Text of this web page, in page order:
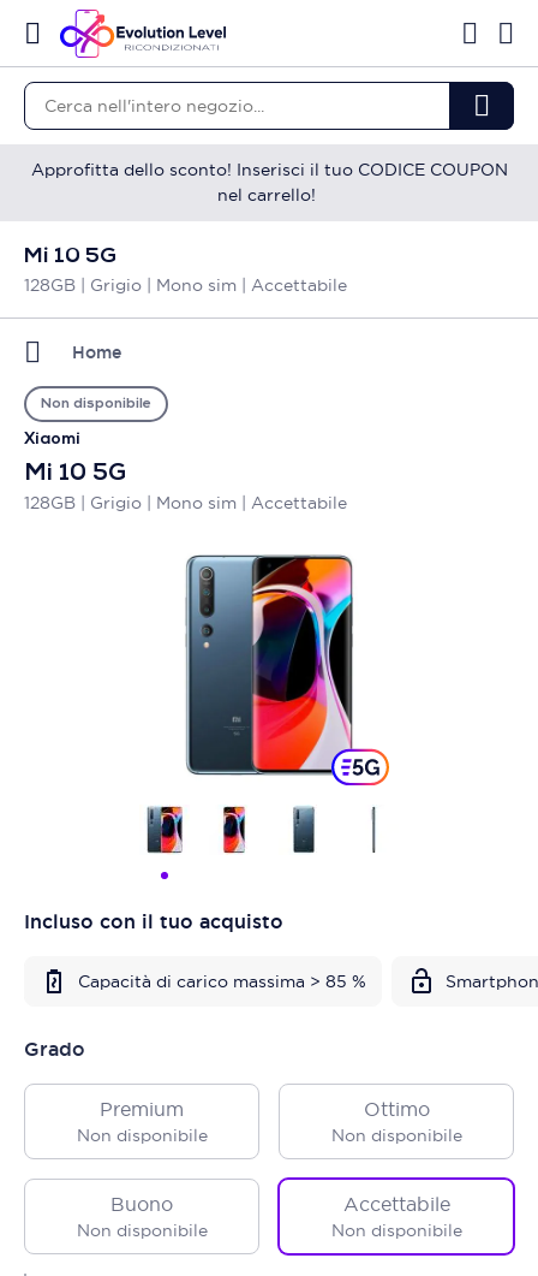
Approfitta dello sconto! Inserisci il tuo CODICE COUPON
nel carrello!
Mi 10 5G
128GB | Grigio | Mono sim | Accettabile
Home
Xiaomi
Mi 10 5G
128GB | Grigio | Mono sim | Accettabile
Non disponibile
Incluso con il tuo acquisto
Capacità di carico massima > 85 %
Grado
Premium
Non disponibile
Ottimo
Non disponibile
Buono
Non disponibile
Accettabile
Non disponibile